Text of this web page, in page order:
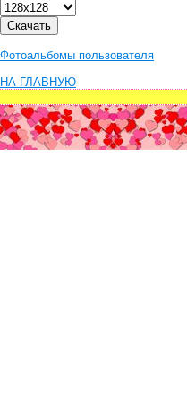
Фотоальбомы пользователя
НА ГЛАВНУЮ